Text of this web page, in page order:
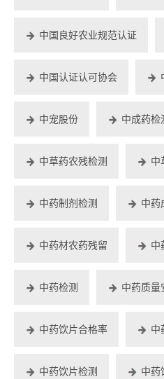
中国良好农业规范认证
中国认证认可协会
中宠股份 中成药检
中草药农残检测 中
中药制剂检测 中药
中药材农药残留 中
中药检测 中药质量
中药饮片合格率 中
中药饮片检测 中药